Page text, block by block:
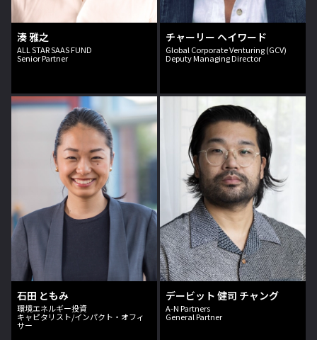
湊 雅之
ALL STAR SAAS FUND
Senior Partner
チャーリー ヘイワード
Global Corporate Venturing (GCV)
Deputy Managing Director
石田 ともみ
環境エネルギー投資
キャピタリスト/インパクト・オフィ
サー
デービット 健司 チャング
A-N Partners
General Partner